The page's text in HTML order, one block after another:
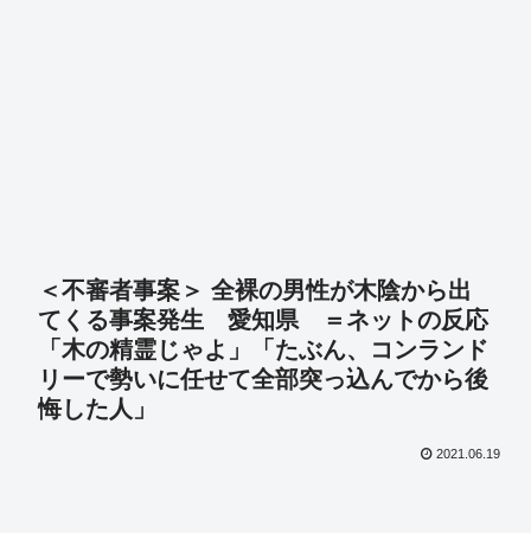
＜不審者事案＞ 全裸の男性が木陰から出
てくる事案発生 愛知県 ＝ネットの反応
「木の精霊じゃよ」「たぶん、コンランド
リーで勢いに任せて全部突っ込んでから後
悔した人」
2021.06.19